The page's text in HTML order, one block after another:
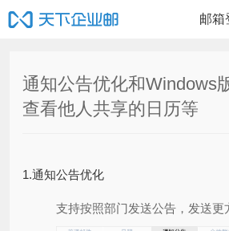
邮箱
通知公告优化和Windows
查看他人共享的日历等
1.通知公告优化
支持按照部门发送公告，发送更